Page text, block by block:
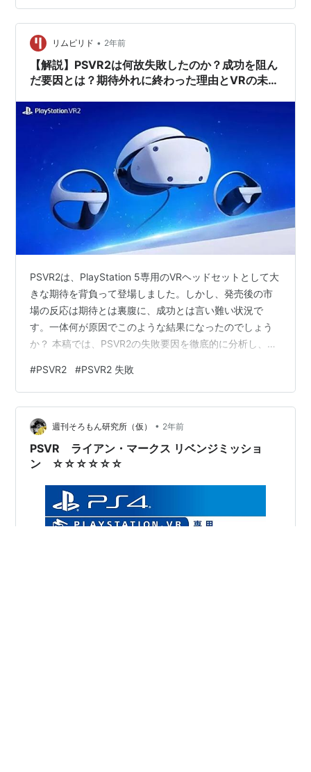
な仕様ではないですね 唯一の不満点はマップの仕様が一
部きつかったことかなー 左腰にあるものをつかんで出す
仕様で歩いてる範囲のみ表示なんですが どうも（多分）
メニュー画面で地図全体表…
リムピリド • 2年前
【解説】PSVR2は何故失敗したのか？成功を阻ん
だ要因とは？期待外れに終わった理由とVRの未来
PSVR2は、PlayStation 5専用のVRヘッドセットとして大
きな期待を背負って登場しました。しかし、発売後の市
場の反応は期待とは裏腹に、成功とは言い難い状況で
す。一体何が原因でこのような結果になったのでしょう
か？ 本稿では、PSVR2の失敗要因を徹底的に分析し、VR
価格帯と市場のミスマッチ PSVR2の最大の問題点の一つ
は、その価格設定です。PS5本体との組み合わせで購入
すると、かなりの高額になります。これは、VR体験を手
軽に楽しみたいと考えているカジュアルユーザー層にと
って大きな障壁となります。競合製品と比較しても、
PSVR2…
#PSVR2 #PSVR2 失敗
週刊そろもん研究所（仮） • 2年前
PSVR ライアン・マークス リベンジミッショ
ン ☆☆☆☆☆☆